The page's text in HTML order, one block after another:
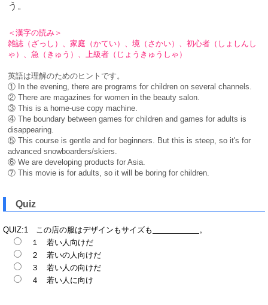
う。
＜漢字の読み＞
雑誌（ざっし）、家庭（かてい）、境（さかい）、初心者（しょしんし
ゃ）、急（きゅう）、上級者（じょうきゅうしゃ）
英語は理解のためのヒントです。
① In the evening, there are programs for children on several channels.
② There are magazines for women in the beauty salon.
③ This is a home-use copy machine.
④ The boundary between games for children and games for adults is
disappearing.
⑤ This course is gentle and for beginners. But this is steep, so it's for
advanced snowboarders/skiers.
⑥ We are developing products for Asia.
⑦ This movie is for adults, so it will be boring for children.
Quiz
QUIZ:1 この店の服はデザインもサイズも
。
１ 若い人向けだ
２ 若いの人向けだ
３ 若い人の向けだ
４ 若い人に向け